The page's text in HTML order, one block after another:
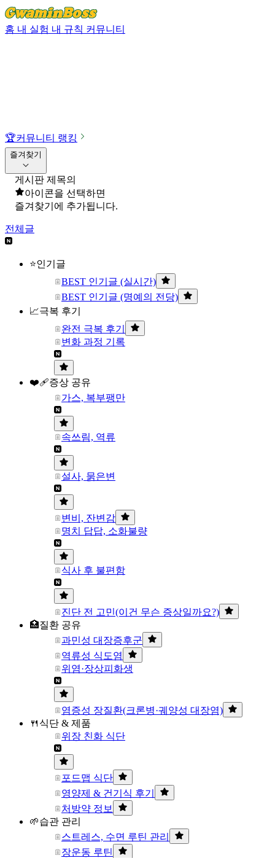
홈 내 실험 내 규칙 커뮤니티
🏆커뮤니티 랭킹
즐겨찾기
게시판 제목의
아이콘을 선택하면
즐겨찾기에 추가됩니다.
전체글
⭐인기글
BEST 인기글 (실시간)
BEST 인기글 (명예의 전당)
📈극복 후기
완전 극복 후기
변화 과정 기록
❤️‍🩹증상 공유
가스, 복부팽만
속쓰림, 역류
설사, 묽은변
변비, 잔변감
명치 답답, 소화불량
식사 후 불편함
진단 전 고민(이건 무슨 증상일까요?)
🏥질환 공유
과민성 대장증후군
역류성 식도염
위염·장상피화생
염증성 장질환(크론병·궤양성 대장염)
🍴식단 & 제품
위장 친화 식단
포드맵 식단
영양제 & 건기식 후기
처방약 정보
🌱습관 관리
스트레스, 수면 루틴 관리
장운동 루틴